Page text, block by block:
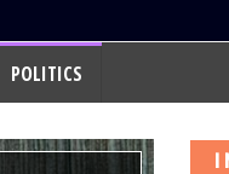
POLITICS
I